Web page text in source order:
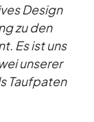
De­sign
zu den
Es ist uns
un­se­rer
Tauf­pa­ten